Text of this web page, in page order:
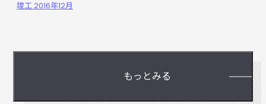
竣工 2016年12月
もっとみる